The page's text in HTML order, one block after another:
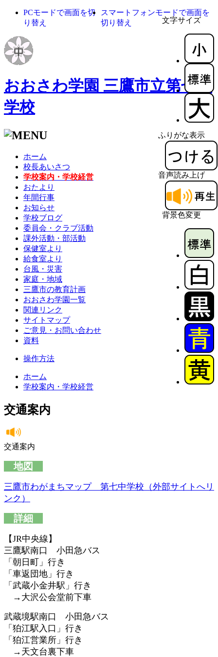
文字サイズ
ふりがな表示
音声読み上げ
背景色変更
PCモードで画面を切
り替え
スマートフォンモードで画面を
切り替え
おおさわ学園 三鷹市立第七中
学校
ホーム
校長あいさつ
学校案内・学校経営
おたより
年間行事
お知らせ
学校ブログ
委員会・クラブ活動
課外活動・部活動
保健室より
給食室より
台風・災害
家庭・地域
三鷹市の教育計画
おおさわ学園一覧
関連リンク
サイトマップ
ご意見・お問い合わせ
資料
操作方法
ホーム
学校案内・学校経営
交通案内
交通案内
地図
三鷹市わがまちマップ 第七中学校（外部サイトへリ
ンク）
詳細
【JR中央線】
三鷹駅南口 小田急バス
「朝日町」行き
「車返団地」行き
「武蔵小金井駅」行き
→大沢公会堂前下車
武蔵境駅南口 小田急バス
「狛江駅入口」行き
「狛江営業所」行き
→天文台裏下車